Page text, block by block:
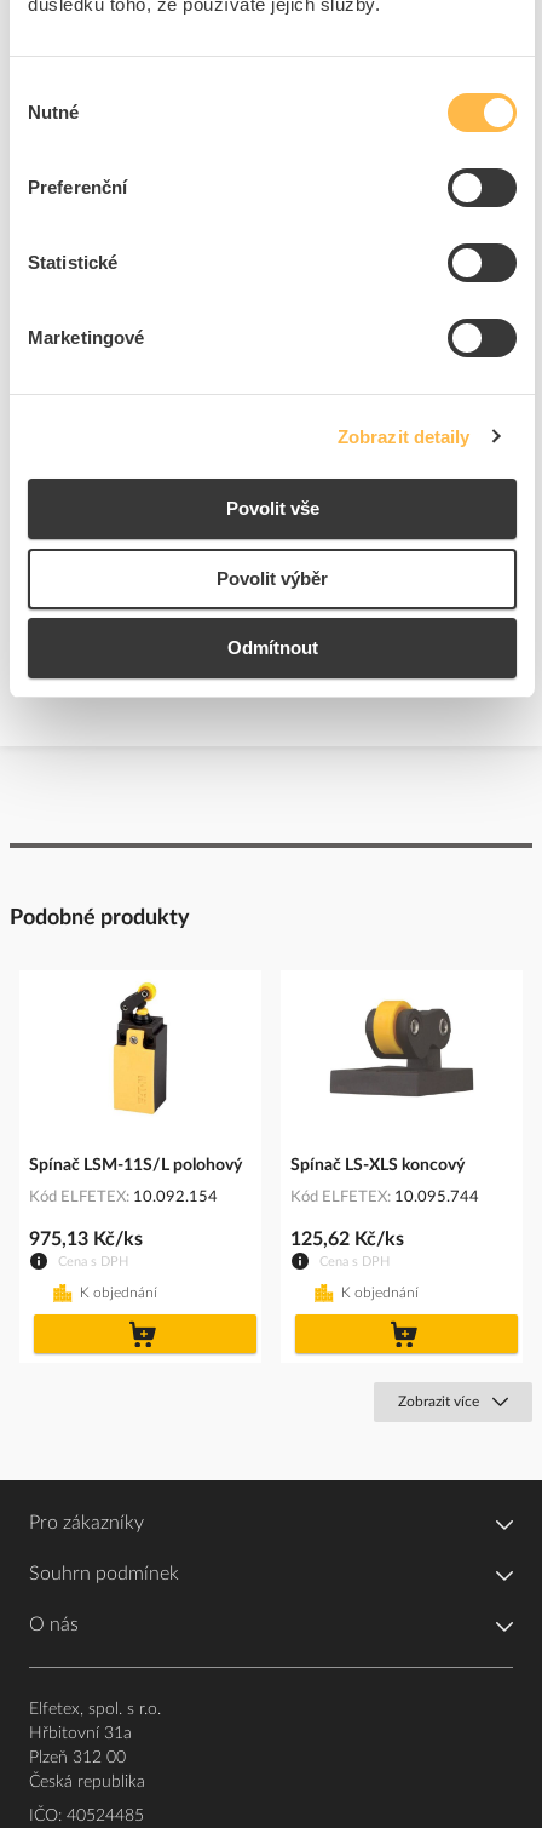
důsledku toho, že používáte jejich služby.
souhlasu
Nutné
Preferenční
Statistické
Marketingové
Zobrazit detaily
Povolit vše
Povolit výběr
Odmítnout
Délka snímače
24.5 mm
kontaktů
Druh ochrany ( NEMA)
funkce
Spínací funkce, aretační
Ne
Podobné produkty
Spínač LSM-11S/L polohový
Kód ELFETEX 10.092.154
Cena s DPH
975,13 Kč/ks
K objednání
Spínač LS-XLS koncový
Kód ELFETEX 10.095.744
Cena s DPH
125,62 Kč/ks
K objednání
Zobrazit více
Pro zákazníky
Souhrn podmínek
O nás
Elfetex, spol. s r.o.
Hřbitovní 31a
Plzeň 312 00
Česká republika
IČO: 40524485